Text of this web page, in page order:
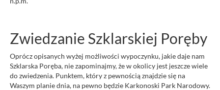
Zwiedzanie Szklarskiej Poręby
Oprócz opisanych wyżej możliwości wypoczynku, jakie daje nam
Szklarska Poręba, nie zapominajmy, że w okolicy jest jeszcze wiele
do zwiedzenia. Punktem, który z pewnością znajdzie się na
Waszym planie dnia, na pewno będzie Karkonoski Park Narodowy.